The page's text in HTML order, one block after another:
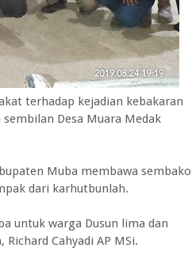
terhadap kejadian kebakaran
Desa Muara Medak
Muba membawa sembako
dari karhutbunlah.
untuk warga Dusun lima dan
Cahyadi AP MSi.